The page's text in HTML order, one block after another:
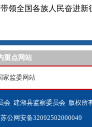
领全国各族人民奋进新
重点网站
家监委网站
会 建湖县监察委员会 版权所
苏公网安备32092502000049